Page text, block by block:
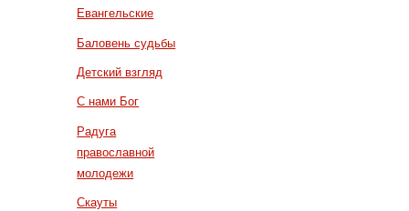
Евангельские
Баловень судьбы
Детский взгляд
С нами Бог
Радуга
православной
молодежи
Скауты